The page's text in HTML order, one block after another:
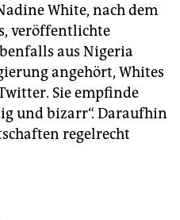
White, nach dem
veröffentlichte
aus Nigeria
angehört, Whites
Sie empfinde
und bizarr“. Daraufhin
regelrecht